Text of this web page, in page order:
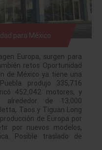
para México
Europa, surgen para
retos Oportunidad
de México ya tiene una
produjo 335,716
452,042 motores, y
alrededor de 13,000
Taos y Tiguan Long
de Europa por
por nuevos modelos,
Posible traslado de